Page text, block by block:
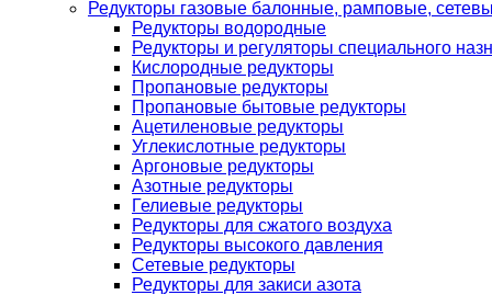
Редукторы газовые балонные, рамповые,
Редукторы водородные
Редукторы и регуляторы специального
Кислородные редукторы
Пропановые редукторы
Пропановые бытовые редукторы
Ацетиленовые редукторы
Углекислотные редукторы
Аргоновые редукторы
Азотные редукторы
Гелиевые редукторы
Редукторы для сжатого воздуха
Редукторы высокого давления
Сетевые редукторы
Редукторы для закиси азота